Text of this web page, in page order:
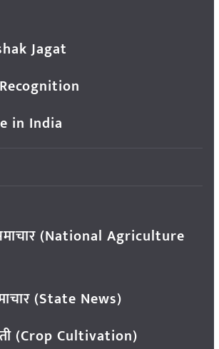
Jagat
in India
समाचार (National Agriculture
(State News)
(Crop Cultivation)